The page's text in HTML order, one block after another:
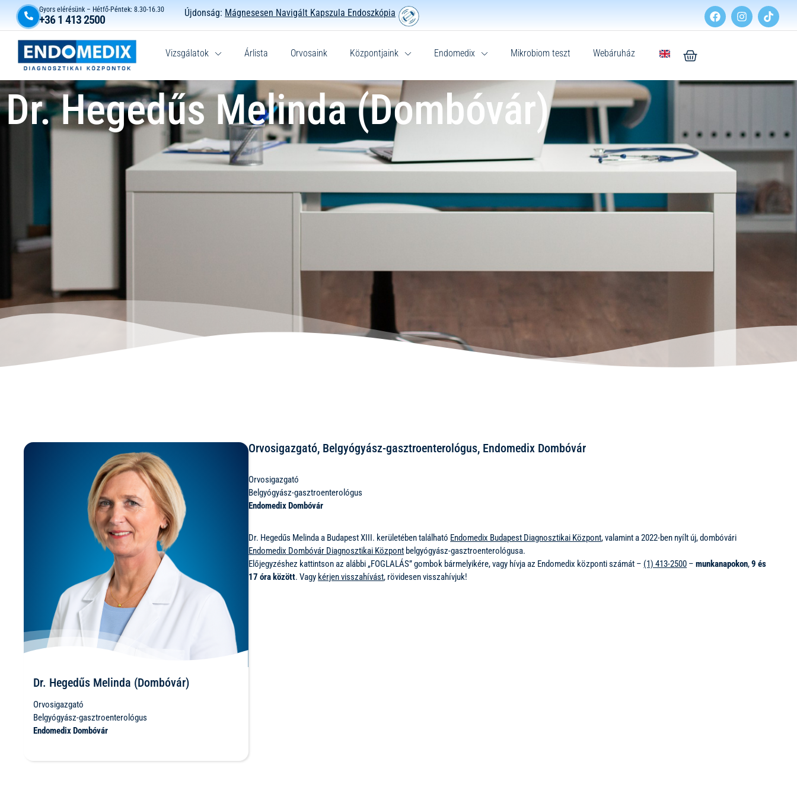
Gyors elérésünk – Hétfő-Péntek: 8.30-16.30
+36 1 413 2500 Újdonság: Mágnesesen Navigált Kapszula Endoszkópia
Vizsgálatok Árlista Orvosaink Központjaink Endomedix Mikrobiom teszt Webáruház
Dr. Hegedűs Melinda (Dombóvár)
Dr. Hegedűs Melinda (Dombóvár)
Orvosigazgató
Belgyógyász-gasztroenterológus
Endomedix Dombóvár
Orvosigazgató, Belgyógyász-gasztroenterológus, Endomedix Dombóvár
Orvosigazgató
Belgyógyász-gasztroenterológus
Endomedix Dombóvár
Dr. Hegedűs Melinda a Budapest XIII. kerületében található Endomedix Budapest Diagnosztikai Központ, valamint a 2022-ben nyílt új, dombóvári
Endomedix Dombóvár Diagnosztikai Központ belgyógyász-gasztroenterológusa.
Előjegyzéshez kattintson az alábbi „FOGLALÁS” gombok bármelyikére, vagy hívja az Endomedix központi számát – (1) 413-2500 –munkanapokon,9 és
17 óra között. Vagy kérjen visszahívást, rövidesen visszahívjuk!